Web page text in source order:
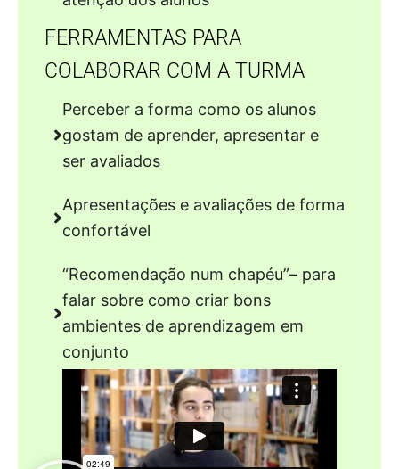
FERRAMENTAS PARA
COLABORAR COM A TURMA
Perceber a forma como os alunos
gostam de aprender, apresentar e
ser avaliados
Apresentações e avaliações de forma
confortável
“Recomendação num chapéu”– para
falar sobre como criar bons
ambientes de aprendizagem em
conjunto